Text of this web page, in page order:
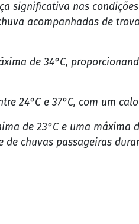
significativa nas
acompanhadas de
de 34°C,
24°C e 37°C, com um
de 23°C e uma máxima
chuvas passageiras